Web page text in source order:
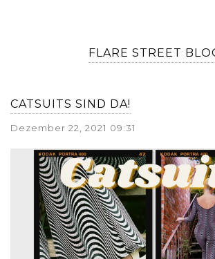
FLARE STREET
CATSUITS SIND DA!
Dezember 22, 2021 09:31